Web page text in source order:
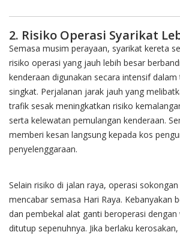
2. Risiko Operasi Syarikat
Semasa musim perayaan, syarikat kereta
risiko operasi yang jauh lebih besar
kenderaan digunakan secara intensif
singkat. Perjalanan jarak jauh yang
trafik sesak meningkatkan risiko
serta kelewatan pemulangan kenderaan.
memberi kesan langsung kepada kos
penyelenggaraan.
Selain risiko di jalan raya, operasi
mencabar semasa Hari Raya. Kebanyakan
dan pembekal alat ganti beroperasi
ditutup sepenuhnya. Jika berlaku